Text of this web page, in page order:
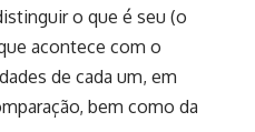
o que é seu (o
acontece com o
de cada um, em
bem como da